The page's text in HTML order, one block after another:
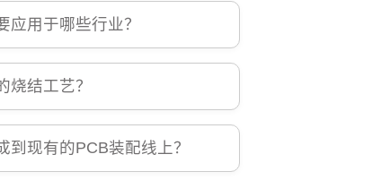
应用于哪些行业？
烧结工艺？
到现有的PCB装配线上？